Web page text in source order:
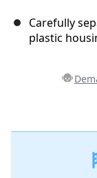
Carefully
plastic
Ajouter